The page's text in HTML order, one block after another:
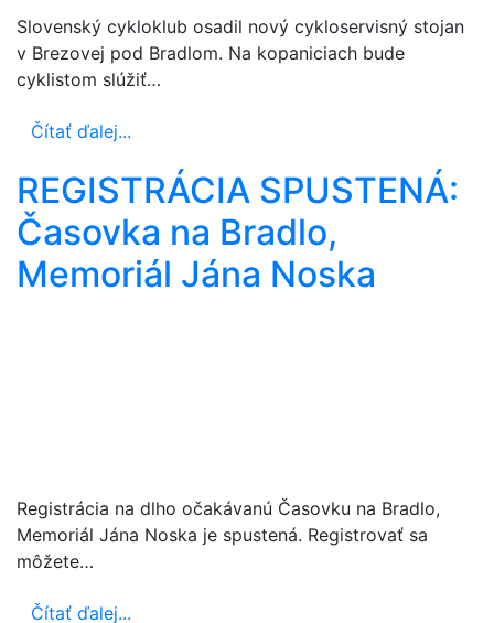
Slovenský cykloklub osadil nový cykloservisný stojan
v Brezovej pod Bradlom. Na kopaniciach bude
cyklistom slúžiť…
Čítať ďalej...
REGISTRÁCIA SPUSTENÁ:
Časovka na Bradlo,
Memoriál Jána Noska
Registrácia na dlho očakávanú Časovku na Bradlo,
Memoriál Jána Noska je spustená. Registrovať sa
môžete…
Čítať ďalej...